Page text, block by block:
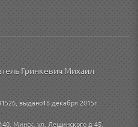
Гринкевич Михаил
выдано18 декабря 2015г.
Минск, ул. Лещинского д 45.